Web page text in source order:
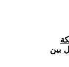
بين